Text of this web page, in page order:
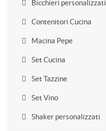
Bicchieri personalizzati
Contenitori Cucina
Macina Pepe
Set Cucina
Set Tazzine
Set Vino
Shaker personalizzati